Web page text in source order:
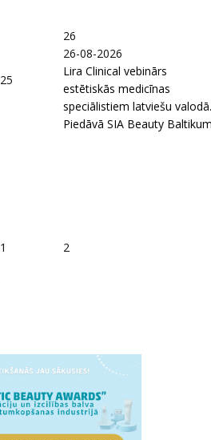
25
26
26-08-2026
Lira Clinical vebinārs
estētiskās medicīnas
speciālistiem latviešu valodā.
Piedāvā SIA Beauty
1 2